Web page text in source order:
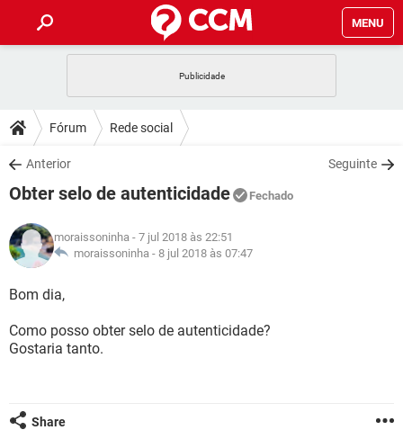
MENU
CELULAR
OUTLOOK
INSTAGRAM GMAIL
GUIA DE COMPRAS
DICAS
JOGOS
INSTAGRAM GMAIL
GUIA DE COMPRAS
DOWNLOADS
JOGOS WHATSAPP
CELULAR
OUTLOOK EXCEL
INSTAGRAM
JOGOS WHATSAPP
CELULAR
OUTLOOK
INSTAGRAM GMAIL
GLOSSÁRIO
JOGOS
OUTLOOK
GUIA DE COMPRAS
Fórum Rede social
Anterior Seguinte
Obter selo de autenticidade Fechado
moraissoninha - 7 jul 2018 às 22:51
moraissoninha - 8 jul 2018 às 07:47
Bom dia,
Como posso obter selo de autenticidade?
Gostaria tanto.
Share